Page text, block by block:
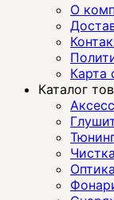
О
Карта
Каталог
Оптика